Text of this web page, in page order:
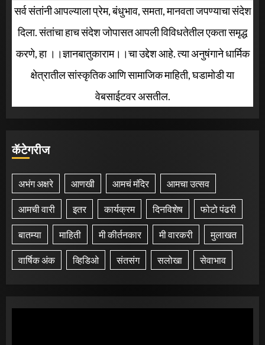
सर्व संतांनी आपल्याला प्रेम, बंधुभाव, समता, मानवता जपण्याचा संदेश
दिला. संतांचा हाच संदेश जोपासत आपली विविधतेतील एकता समृद्ध
करणे, हा ।।ज्ञानबातुकाराम।।चा उद्देश आहे. त्या अनुषंगाने धार्मिक
क्षेत्रातील सांस्कृतिक आणि सामाजिक माहिती, घडामोडी या
वेबसाईटवर असतील.
कॅटेगरीज
अभंग अक्षरे आणखी आमचं मंदिर आमचा उत्सव
आमची वारी इतर कार्यक्रम दिनविशेष फोटो पंढरी
बातम्या माहिती मी कीर्तनकार मी वारकरी मुलाखत
वार्षिक अंक व्हिडिओ संतसंग सलोखा सेवाभाव